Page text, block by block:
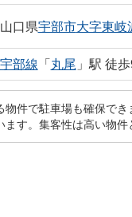
山口県宇部市大字東岐
宇部線 「 丸尾 」駅 徒
物件で駐車場も確保で
ます。集客性は高い物